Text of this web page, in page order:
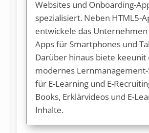
Websites und Onboarding-
spezialisiert. Neben HTML5-
entwickele das
Apps für Smartphones und
Darüber hinaus biete keeunit
modernes
für E-Learning und E-
Books, Erklärvideos und E-
Inhalte.